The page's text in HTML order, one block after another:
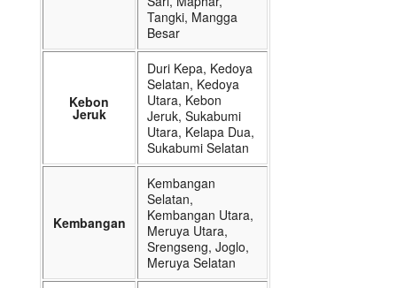
Tangki, Mangga
Besar
Kebon
Jeruk
Duri Kepa, Kedoya
Selatan, Kedoya
Utara, Kebon
Jeruk, Sukabumi
Utara, Kelapa Dua,
Sukabumi Selatan
Kembangan
Kembangan
Selatan,
Kembangan Utara,
Meruya Utara,
Srengseng, Joglo,
Meruya Selatan